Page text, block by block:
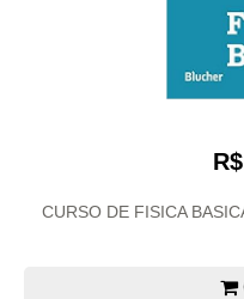
CURSO DE FISICA